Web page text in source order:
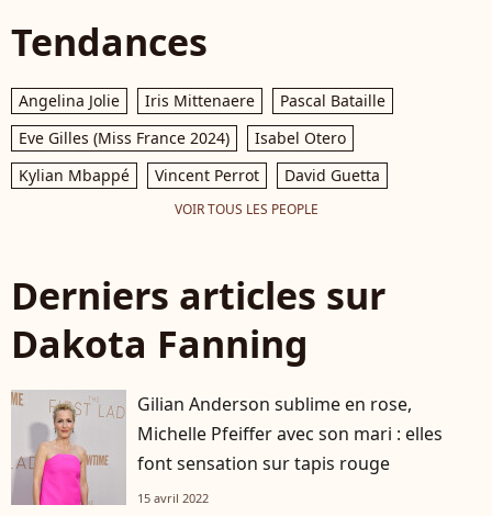
Tendances
Angelina Jolie Iris Mittenaere
Pascal Bataille
Eve Gilles (Miss France 2024)
Isabel Otero
Kylian Mbappé
Vincent Perrot David Guetta
VOIR TOUS LES PEOPLE
Derniers articles sur
Dakota Fanning
Gilian Anderson sublime en rose,
Michelle Pfeiffer avec son mari : elles
font sensation sur tapis rouge
15 avril 2022